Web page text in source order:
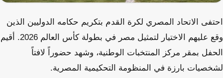
احتفى الاتحاد المصري لكرة القدم بتكريم حكامه الدوليين الذين
وقع عليهم الاختيار لتمثيل مصر في بطولة كأس العالم 2026. أقيم
الحفل بمقر مركز المنتخبات الوطنية، وشهد حضوراً لافتاً
لشخصيات بارزة في المنظومة التحكيمية المصرية.